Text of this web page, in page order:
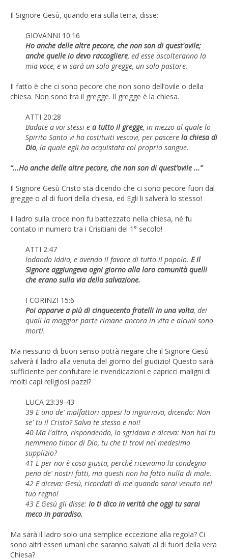
Il Signore Gesù, quando era sulla terra, disse:
GIOVANNI 10:16
Ho anche delle altre pecore, che non son di quest'ovile;
anche quelle io devo raccogliere, ed esse ascolteranno la
mia voce, e vi sarà un solo gregge, un solo pastore.
Il fatto è che ci sono pecore che non sono dell’ovile o della
chiesa. Non sono tra il gregge. Il gregge è la chiesa.
ATTI 20:28
Badate a voi stessi e a tutto il gregge, in mezzo al quale lo
Spirito Santo vi ha costituiti vescovi, per pascere la chiesa di
Dio, la quale egli ha acquistata col proprio sangue.
“...Ho anche delle altre pecore, che non son di quest’ovile ...”
Il Signore Gesù Cristo sta dicendo che ci sono pecore fuori dal
gregge o al di fuori della chiesa, ed Egli li salverà lo stesso!
Il ladro sulla croce non fu battezzato nella chiesa, né fu
contato in numero tra i Crisitiani del 1° secolo!
ATTI 2:47
lodando Iddio, e avendo il favore di tutto il popolo. E il
Signore aggiungeva ogni giorno alla loro comunità quelli
che erano sulla via della salvazione.
I CORINZI 15:6
Poi apparve a più di cinquecento fratelli in una volta, dei
quali la maggior parte rimane ancora in vita e alcuni sono
morti.
Ma nessuno di buon senso potrà negare che il Signore Gesù
salverà il ladro alla venuta del giorno del giudizio! Questo sarà
sufficiente per confutare le rivendicazioni e capricci maligni di
molti capi religiosi pazzi?
LUCA 23:39-43
39 E uno de' malfattori appesi lo ingiuriava, dicendo: Non
se' tu il Cristo? Salva te stesso e noi!
40 Ma l'altro, rispondendo, lo sgridava e diceva: Non hai tu
nemmeno timor di Dio, tu che ti trovi nel medesimo
supplizio?
41 E per noi è cosa giusta, perché riceviamo la condegna
pena de' nostri fatti, ma questi non ha fatto nulla di male.
42 E diceva: Gesù, ricordati di me quando sarai venuto nel
tuo regno!
43 E Gesù gli disse: Io ti dico in verità che oggi tu sarai
meco in paradiso.
Ma sarà il ladro solo una semplice eccezione alla regola? Ci
sono altri esseri umani che saranno salvati al di fuori della vera
Chiesa?